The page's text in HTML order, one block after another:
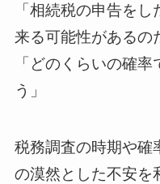
「相続税の申告を
来る可能性があるの
「どのくらいの確
う」
税務調査の時期や確
の漠然とした不安を